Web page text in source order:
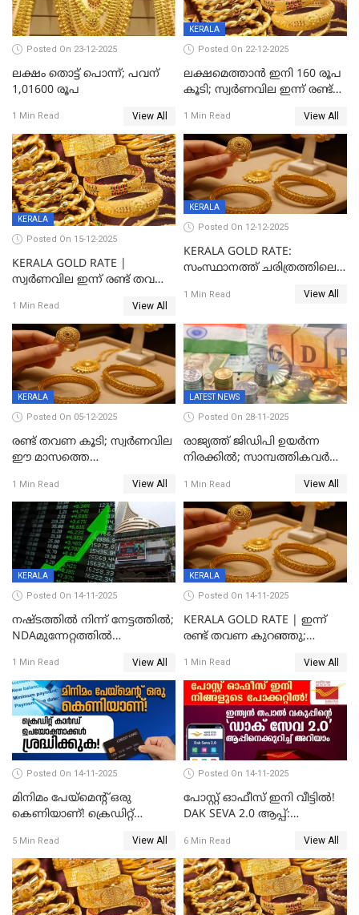
Posted On 23-12-2025
ലക്ഷം തൊട്ട് പൊന്ന്; പവന്
1,01600 രൂപ
1 Min Read View All
KERALA
Posted On 22-12-2025
ലക്ഷമെത്താൻ ഇനി 160 രൂപ
കൂടി; സ്വർണവില ഇന്ന് രണ്ട്
1 Min Read View All
KERALA
Posted On 15-12-2025
KERALA GOLD RATE |
സ്വർണവില ഇന്ന് രണ്ട് തവണ
സർവകാല റെക്കോഡ്
1 Min Read View All
KERALA
Posted On 12-12-2025
KERALA GOLD RATE:
സംസ്ഥാനത്ത് ചരിത്രത്തിലെ
സ്വർണം; സർവ്വകാല
1 Min Read View All
KERALA
Posted On 05-12-2025
രണ്ട് തവണ കൂടി; സ്വർണവില
ഈ മാസത്തെ
1 Min Read View All
LATEST NEWS
Posted On 28-11-2025
രാജ്യത്ത് ജിഡിപി ഉയര്‍ന്ന
നിരക്കില്‍; സാമ്പത്തികവർഷം
ശതമാനമായി; പ്രചോദനം
നൽകുന്നുവെന്ന് മോദി
1 Min Read View All
KERALA
Posted On 14-11-2025
നഷ്ടത്തിൽ നിന്ന് നേട്ടത്തിൽ;
NDAമുന്നേറ്റത്തിൽ
1 Min Read View All
KERALA
Posted On 14-11-2025
KERALA GOLD RATE | ഇന്ന്
രണ്ട് തവണ കുറഞ്ഞു;
1 Min Read View All
Posted On 14-11-2025
മിനിമം പേയ്മെന്റ് ഒരു
കെണിയാണ്! ക്രെഡിറ്റ്
ശ്രദ്ധിക്കുക!
5 Min Read View All
Posted On 14-11-2025
പോസ്റ്റ് ഓഫീസ് ഇനി വീട്ടിൽ!
DAK SEVA 2.0 ആപ്പ്:
എന്തൊക്കെയാണെന്ന്
നോക്കാം
6 Min Read View All